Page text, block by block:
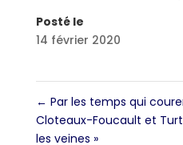
Posté le
14 février 2020
← Par les temps qui
Cloteaux-Foucault et
les veines »